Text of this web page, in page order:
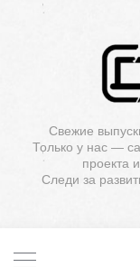
Свежие
Только у нас —
проекта
Следи за